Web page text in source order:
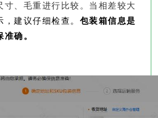
寸、毛重进行比较。当相差较大
建议仔细检查。 包装箱信息是
确。